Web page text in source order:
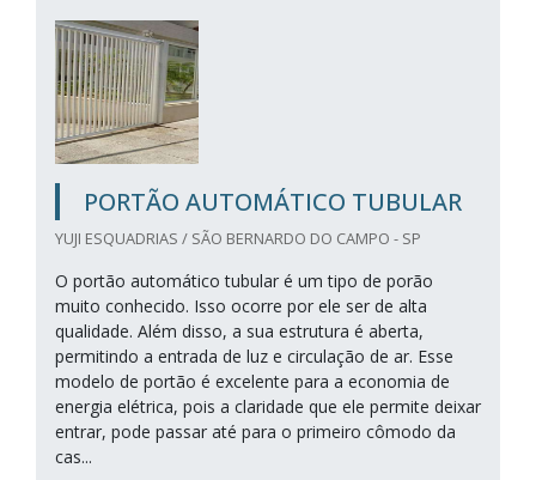
PORTÃO AUTOMÁTICO TUBULAR
YUJI ESQUADRIAS / SÃO BERNARDO DO CAMPO - SP
O portão automático tubular é um tipo de porão
muito conhecido. Isso ocorre por ele ser de alta
qualidade. Além disso, a sua estrutura é aberta,
permitindo a entrada de luz e circulação de ar. Esse
modelo de portão é excelente para a economia de
energia elétrica, pois a claridade que ele permite deixar
entrar, pode passar até para o primeiro cômodo da
cas...